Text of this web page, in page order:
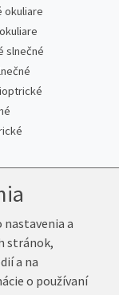
okuliare
slnečné
nastavenia a
stránok,
a na
o používaní